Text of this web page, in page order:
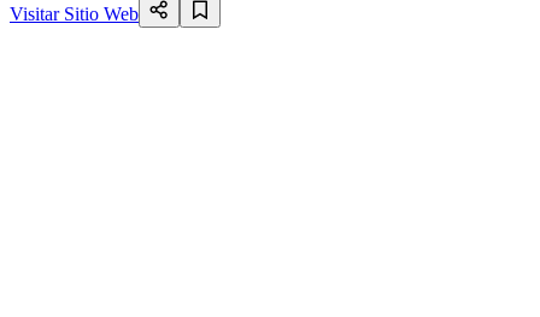
Visitar Sitio Web